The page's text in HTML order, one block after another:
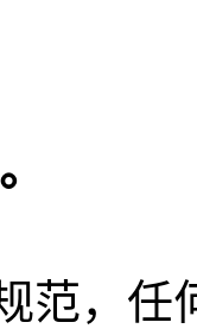
范，